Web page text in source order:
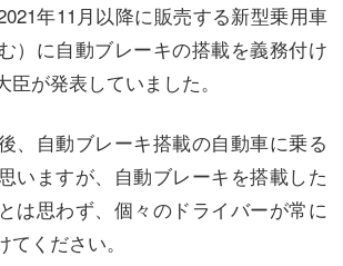
年11月以降に販売する新型乗用車
）に自動ブレーキの搭載を義務付け
臣が発表していました。
、自動ブレーキ搭載の自動車に乗る
いますが、自動ブレーキを搭載した
は思わず、個々のドライバーが常に
ください。